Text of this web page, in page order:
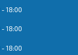
18:00
18:00
18:00